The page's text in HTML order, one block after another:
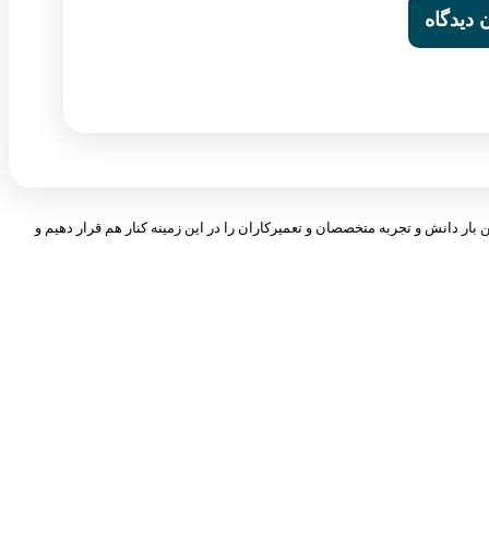
دانش و تجربه متخصصان و تعمیرکاران را در این زمینه کنار هم قرار دهیم و